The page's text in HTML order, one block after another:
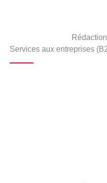
Services aux entreprises